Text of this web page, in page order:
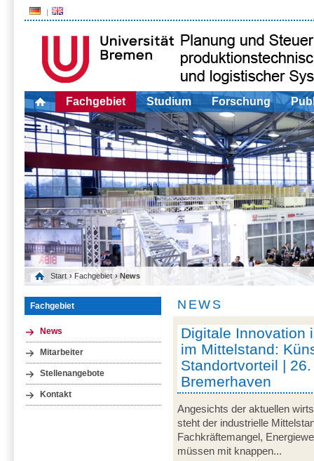
Fachgebiet Studium Forschung
Start › Fachgebiet › News
Fachgebiet
News
Mitarbeiter
Stellenangebote
Kontakt
NEWS
Digitale Innovation
im Mittelstand:
Standortvorteil |
Bremerhaven
Angesichts der aktuellen
steht der industrielle
Fachkräftemangel,
müssen mit knappen...